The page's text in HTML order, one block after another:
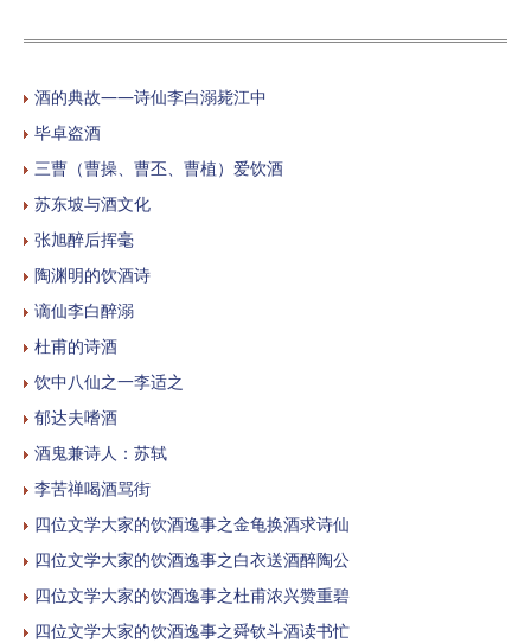
酒的典故——诗仙李白溺毙江中
毕卓盗酒
三曹（曹操、曹丕、曹植）爱饮酒
苏东坡与酒文化
张旭醉后挥毫
陶渊明的饮酒诗
谪仙李白醉溺
杜甫的诗酒
饮中八仙之一李适之
郁达夫嗜酒
酒鬼兼诗人：苏轼
李苦禅喝酒骂街
四位文学大家的饮酒逸事之金龟换酒求诗仙
四位文学大家的饮酒逸事之白衣送酒醉陶公
四位文学大家的饮酒逸事之杜甫浓兴赞重碧
四位文学大家的饮酒逸事之舜钦斗酒读书忙